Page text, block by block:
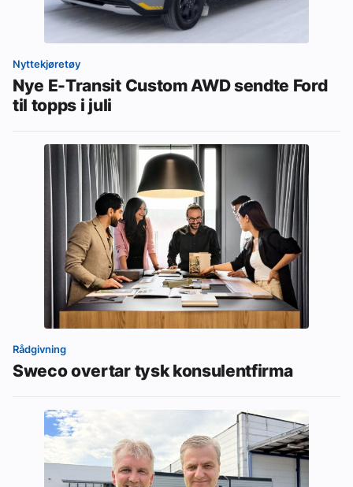
Nyttekjøretøy
Nye E-Transit Custom AWD sendte Ford
til topps i juli
Rådgivning
Sweco overtar tysk konsulentfirma